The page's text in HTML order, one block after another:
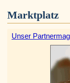
Marktplatz
Unser